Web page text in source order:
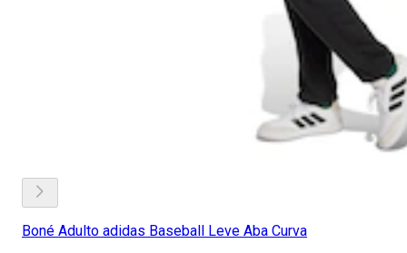
Boné Adulto adidas Baseball Leve Aba Curva